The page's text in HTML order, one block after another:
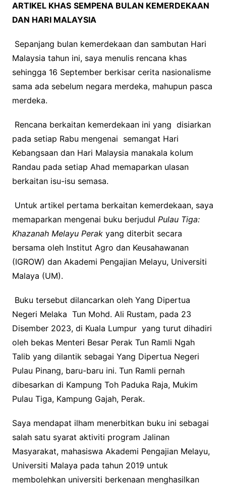
ARTIKEL KHAS SEMPENA BULAN KEMERDEKAAN
DAN HARI MALAYSIA
Sepanjang bulan kemerdekaan dan sambutan Hari
Malaysia tahun ini, saya menulis rencana khas
sehingga 16 September berkisar cerita nasionalisme
sama ada sebelum negara merdeka, mahupun pasca
merdeka.
Rencana berkaitan kemerdekaan ini yang disiarkan
pada setiap Rabu mengenai semangat Hari
Kebangsaan dan Hari Malaysia manakala kolum
Randau pada setiap Ahad memaparkan ulasan
berkaitan isu-isu semasa.
Untuk artikel pertama berkaitan kemerdekaan, saya
memaparkan mengenai buku berjudul Pulau Tiga:
Khazanah Melayu Perakyang diterbit secara
bersama oleh Institut Agro dan Keusahawanan
(IGROW) dan Akademi Pengajian Melayu, Universiti
Malaya (UM).
Buku tersebut dilancarkan oleh Yang Dipertua
Negeri Melaka Tun Mohd. Ali Rustam, pada 23
Disember 2023, di Kuala Lumpur yang turut dihadiri
oleh bekas Menteri Besar Perak Tun Ramli Ngah
Talib yang dilantik sebagai Yang Dipertua Negeri
Pulau Pinang, baru-baru ini. Tun Ramli pernah
dibesarkan di Kampung Toh Paduka Raja, Mukim
Pulau Tiga, Kampung Gajah, Perak.
Saya mendapat ilham menerbitkan buku ini sebagai
salah satu syarat aktiviti program Jalinan
Masyarakat, mahasiswa Akademi Pengajian Melayu,
Universiti Malaya pada tahun 2019 untuk
membolehkan universiti berkenaan menghasilkan